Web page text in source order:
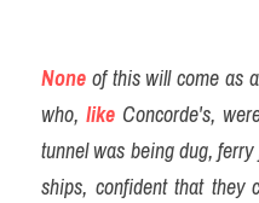
None of this will come as a
who, like Concorde's,
tunnel was being dug,
ships, confident that they